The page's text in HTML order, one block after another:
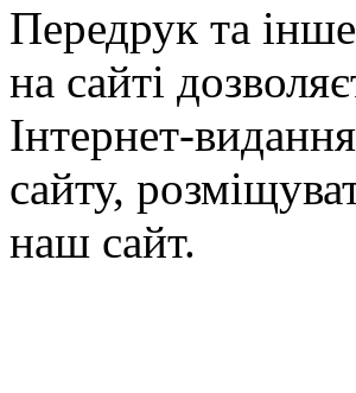
Передрук та
на сайті
Інтернет-
сайту,
наш сайт.